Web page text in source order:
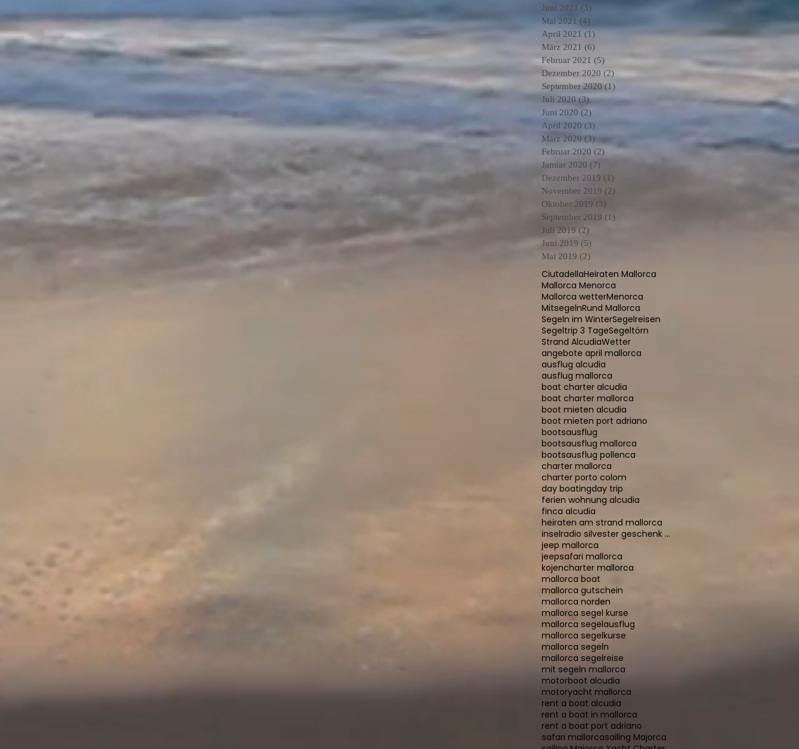
Juni 2021 (3)
Mai 2021 (4)
April 2021 (1)
März 2021 (6)
Februar 2021 (5) 5 Beiträge
Dezember 2020 (2) 2 Beiträge
September 2020 (1)
Juli 2020 (3)3 Beiträge
Juni 2020 (2)
April 2020 (3)
März 2020 (3) 3 Beiträge
Februar 2020 (2)
Januar 2020 (7)
Dezember 2019 (1)
November 2019 (2)
Oktober 2019 (3)
September 2019 (1)
Juli 2019 (2)
Juni 2019 (5)
Mai 2019 (2)
CiutadellaHeiraten Mallorca
Mallorca Menorca
Mallorca wetterMenorca
MitsegelnRund Mallorca
Segeln im WinterSegelreisen
Segeltrip 3 TageSegeltörn
Strand AlcudiaWetter
angebote april mallorca
ausflug alcudia
ausflug mallorca
boat charter alcudia
boat charter mallorca
boot mieten alcudia
boot mieten port adriano
bootsausflug
bootsausflug mallorca
bootsausflug pollenca
charter mallorca
charter porto colom
day boatingday trip
ferien wohnung alcudia
finca alcudia
heiraten am strand mallorca
inselradio silvester geschenk 2015
jeep mallorca
jeepsafari mallorca
kojencharter mallorca
mallorca boat
mallorca gutschein
mallorca norden
mallorca segel kurse
mallorca segelausflug
mallorca segelkurse
mallorca segeln
mallorca segelreise
mit segeln mallorca
motorboot alcudia
motoryacht mallorca
rent a boat alcudia
rent a boat in mallorca
rent a boat port adriano
safari mallorcasailing Majorca